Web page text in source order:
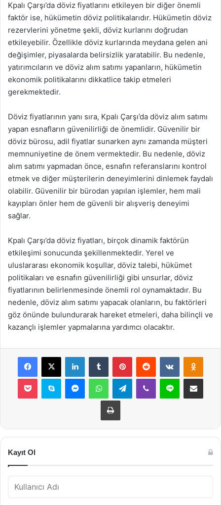
Kpalı Çarşı’da döviz fiyatlarını etkileyen bir diğer önemli
faktör ise, hükümetin döviz politikalarıdır. Hükümetin döviz
rezervlerini yönetme şekli, döviz kurlarını doğrudan
etkileyebilir. Özellikle döviz kurlarında meydana gelen ani
değişimler, piyasalarda belirsizlik yaratabilir. Bu nedenle,
yatırımcıların ve döviz alım satımı yapanların, hükümetin
ekonomik politikalarını dikkatlice takip etmeleri
gerekmektedir.
Döviz fiyatlarının yanı sıra, Kpalı Çarşı’da döviz alım satımı
yapan esnafların güvenilirliği de önemlidir. Güvenilir bir
döviz bürosu, adil fiyatlar sunarken aynı zamanda müşteri
memnuniyetine de önem vermektedir. Bu nedenle, döviz
alım satımı yapmadan önce, esnafın referanslarını kontrol
etmek ve diğer müşterilerin deneyimlerini dinlemek faydalı
olabilir. Güvenilir bir bürodan yapılan işlemler, hem mali
kayıpları önler hem de güvenli bir alışveriş deneyimi
sağlar.
Kpalı Çarşı’da döviz fiyatları, birçok dinamik faktörün
etkileşimi sonucunda şekillenmektedir. Yerel ve
uluslararası ekonomik koşullar, döviz talebi, hükümet
politikaları ve esnafın güvenilirliği gibi unsurlar, döviz
fiyatlarının belirlenmesinde önemli rol oynamaktadır. Bu
nedenle, döviz alım satımı yapacak olanların, bu faktörleri
göz önünde bulundurarak hareket etmeleri, daha bilinçli ve
kazançlı işlemler yapmalarına yardımcı olacaktır.
Facebook
X LinkedInTumblr PinterestReddit VKontakte
Pocket Skype MessengerWhatsAppTelegramViber Line E-Posta ile
Yazdır
Kayıt Ol